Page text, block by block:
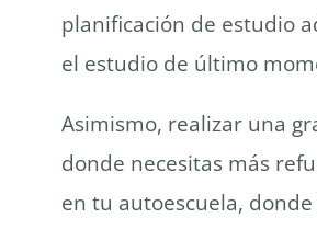
planificación de estudio
el estudio de último
Asimismo, realizar una
donde necesitas más
en tu autoescuela,